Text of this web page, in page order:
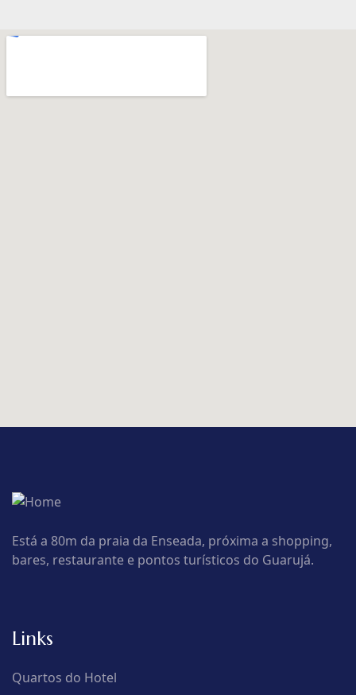
Está a 80m da praia da Enseada, próxima a shopping,
bares, restaurante e pontos turísticos do Guarujá.
Links
Quartos do Hotel